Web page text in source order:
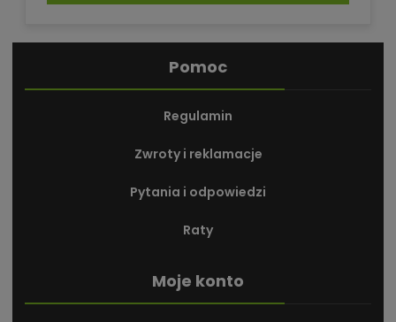
Pomoc
Regulamin
Zwroty i reklamacje
Pytania i odpowiedzi
Raty
Moje konto